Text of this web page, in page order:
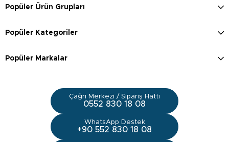
Popüler Ürün Grupları
Popüler Kategoriler
Popüler Markalar
Çağrı Merkezi / Sipariş Hattı
0552 830 18 08
WhatsApp Destek
+90 552 830 18 08